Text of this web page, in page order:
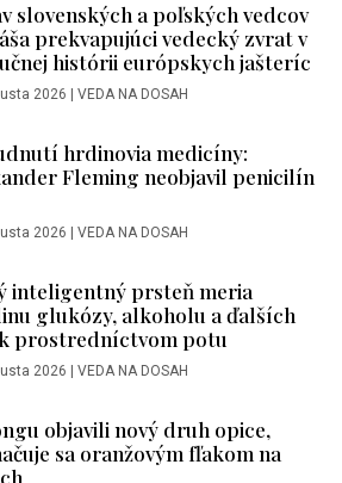
slovenských a poľských vedcov
prekvapujúci vedecký zvrat v
histórii európskych jašteríc
2026 VEDA NA DOSAH
hrdinovia medicíny:
Fleming neobjavil penicilín
2026 VEDA NA DOSAH
inteligentný prsteň meria
glukózy, alkoholu a ďalších
prostredníctvom potu
2026 VEDA NA DOSAH
objavili nový druh opice,
sa oranžovým fľakom na